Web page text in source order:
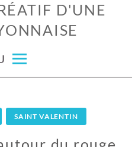
D'UNE
SAINT VALENTIN